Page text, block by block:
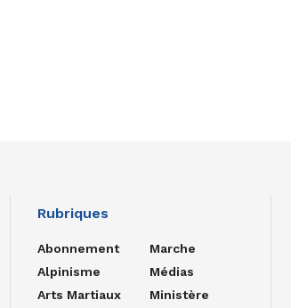
Rubriques
Abonnement
Alpinisme
Arts Martiaux
Marche
Médias
Ministère